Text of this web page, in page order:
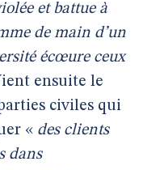
et battue à
de main d’un
écœure ceux
ensuite le
civiles qui
« des clients
dans